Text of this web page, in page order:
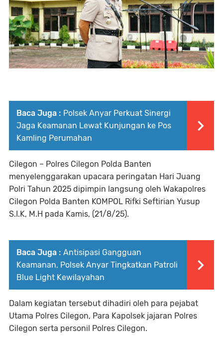
Baca Juga : Polsek Anyar Perkuat Sinergi
Jaga Keamanan Lewat Kunjungan ke Pos
Kamling Perumahan
Cilegon – Polres Cilegon Polda Banten
menyelenggarakan upacara peringatan Hari Juang
Polri Tahun 2025 dipimpin langsung oleh Wakapolres
Cilegon Polda Banten KOMPOL Rifki Seftirian Yusup
S.I.K, M.H pada Kamis, (21/8/25).
Baca Juga : Antisipasi Gangguan
Keamanan, Polsek Anyar Tingkatkan Patroli
Blue Light Kewilayahan
Dalam kegiatan tersebut dihadiri oleh para pejabat
Utama Polres Cilegon, Para Kapolsek jajaran Polres
Cilegon serta personil Polres Cilegon.